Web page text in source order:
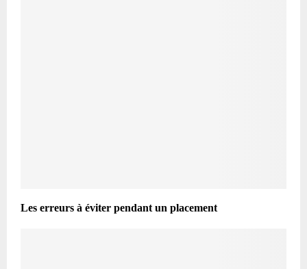
Les erreurs à éviter pendant un placement